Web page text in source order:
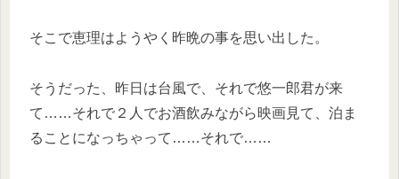
そこで恵理はようやく昨晩の事を思い出した。
そうだった、昨日は台風で、それで悠一郎君が来
て……それで２人でお酒飲みながら映画見て、泊ま
ることになっちゃって……それで……